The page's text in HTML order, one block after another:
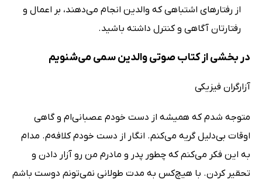
از رفتارهای اشتباهی که والدین انجام می‌دهند، بر اعمال و
رفتارتان آگاهی و کنترل داشته باشید.
در بخشی از کتاب صوتی والدین سمی می‌شنویم
آزارگران فیزیکی
متوجه شدم که همیشه از دست خودم عصبانی‌ام و گاهی
اوقات بی‌دلیل گریه می‌کنم. انگار از دست خودم کلافه‌م. مدام
به این فکر می‌کنم که چطور پدر و مادرم من رو آزار دادن و
تحقیر کردن. با هیچ‌کس به مدت طولانی نمی‌تونم دوست باشم